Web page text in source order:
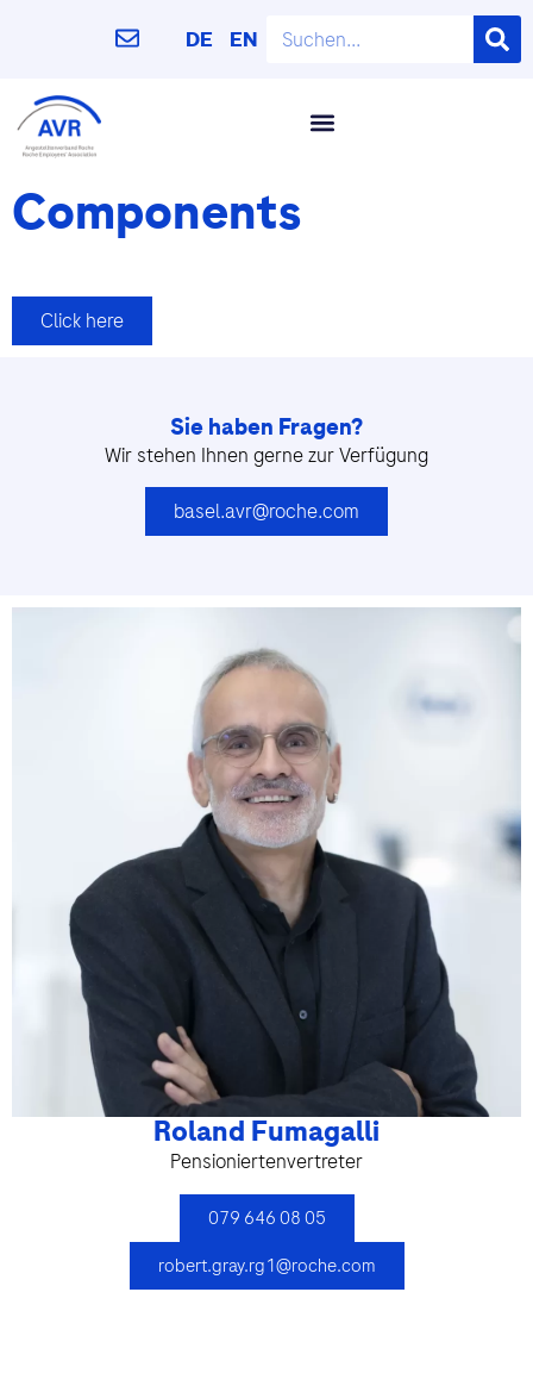
DE EN
Components
Click here
Sie haben Fragen?
Wir stehen Ihnen gerne zur Verfügung
basel.avr@roche.com
Roland Fumagalli
Pensioniertenvertreter
079 646 08 05
robert.gray.rg1@roche.com